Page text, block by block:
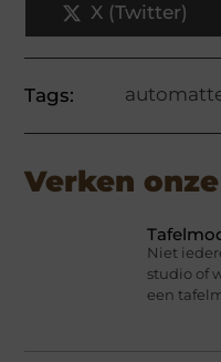
X (Twitter)
Tags:
Verken
Niet
studio of
een